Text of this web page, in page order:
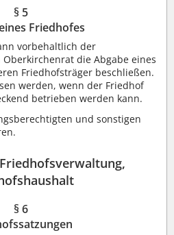
§ 5
Friedhofes
vorbehaltlich der
die Abgabe eines
Friedhofsträger beschließen.
werden, wenn der Friedhof
betrieben werden kann.
und sonstigen
§ 6